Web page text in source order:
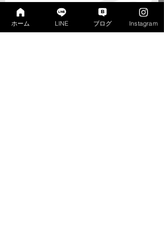
★いつでもブレない勉強習慣と、考える
ための基礎学力をとことん鍛える！
ホーム LINE ブログ Instagram